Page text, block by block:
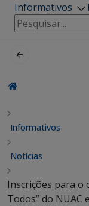
Informativos
Pesquisar
por:
Informativos
Notícias
Inscrições para o
Todos” do NUAC